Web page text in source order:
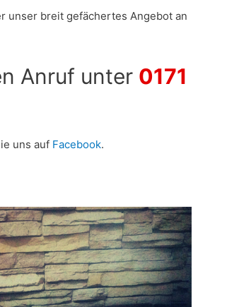
unser breit gefächertes Angebot an
Anruf unter 0171
uns auf Facebook.